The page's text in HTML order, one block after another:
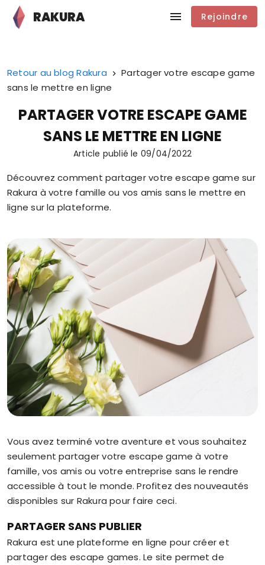
RAKURA Rejoindre
Retour au blog Rakura
Partager votre escape game
sans le mettre en ligne
PARTAGER VOTRE ESCAPE GAME
SANS LE METTRE EN LIGNE
Article publié le 09/04/2022
Découvrez comment partager votre escape game sur
Rakura à votre famille ou vos amis sans le mettre en
ligne sur la plateforme.
Vous avez terminé votre aventure et vous souhaitez
seulement partager votre escape game à votre
famille, vos amis ou votre entreprise sans le rendre
accessible à tout le monde. Profitez des nouveautés
disponibles sur Rakura pour faire ceci.
PARTAGER SANS PUBLIER
Rakura est une plateforme en ligne pour créer et
partager des escape games. Le site permet de